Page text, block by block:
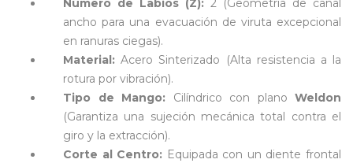
Número de Labios (Z): 2 (Geometría de canal
ancho para una evacuación de viruta excepcional
en ranuras ciegas).
Material: Acero Sinterizado (Alta resistencia a la
rotura por vibración).
Tipo de Mango: Cilíndrico con plano Weldon
(Garantiza una sujeción mecánica total contra el
giro y la extracción).
Corte al Centro: Equipada con un diente frontal